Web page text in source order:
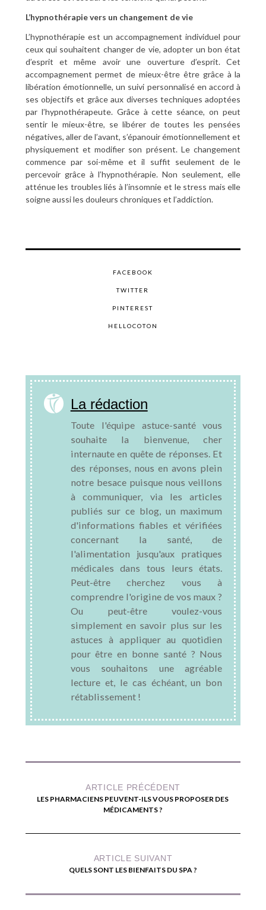
L’hypnothérapie vers un changement de vie
L’hypnothérapie est un accompagnement individuel pour
ceux qui souhaitent changer de vie, adopter un bon état
d’esprit et même avoir une ouverture d’esprit. Cet
accompagnement permet de mieux-être être grâce à la
libération émotionnelle, un suivi personnalisé en accord à
ses objectifs et grâce aux diverses techniques adoptées
par l’hypnothérapeute. Grâce à cette séance, on peut
sentir le mieux-être, se libérer de toutes les pensées
négatives, aller de l’avant, s’épanouir émotionnellement et
physiquement et modifier son présent. Le changement
commence par soi-même et il suffit seulement de le
percevoir grâce à l’hypnothérapie. Non seulement, elle
atténue les troubles liés à l’insomnie et le stress mais elle
soigne aussi les douleurs chroniques et l’addiction.
FACEBOOK
TWITTER
PINTEREST
HELLOCOTON
La rédaction
Toute l'équipe astuce-santé vous
souhaite la bienvenue, cher
internaute en quête de réponses. Et
des réponses, nous en avons plein
notre besace puisque nous veillons
à communiquer, via les articles
publiés sur ce blog, un maximum
d'informations fiables et vérifiées
concernant la santé, de
l'alimentation jusqu'aux pratiques
médicales dans tous leurs états.
Peut-être cherchez vous à
comprendre l'origine de vos maux ?
Ou peut-être voulez-vous
simplement en savoir plus sur les
astuces à appliquer au quotidien
pour être en bonne santé ? Nous
vous souhaitons une agréable
lecture et, le cas échéant, un bon
rétablissement !
ARTICLE PRÉCÉDENT
LES PHARMACIENS PEUVENT-ILS VOUS PROPOSER DES
MÉDICAMENTS ?
ARTICLE SUIVANT
QUELS SONT LES BIENFAITS DU SPA ?